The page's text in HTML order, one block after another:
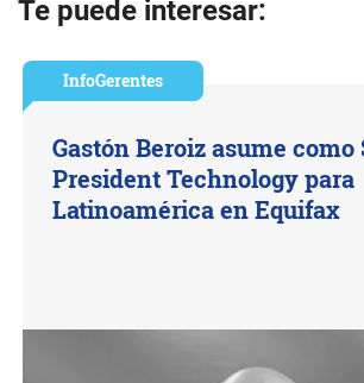
Te puede interesar:
InfoGerentes
Gastón Beroiz asume como
President Technology para
Latinoamérica en Equifax